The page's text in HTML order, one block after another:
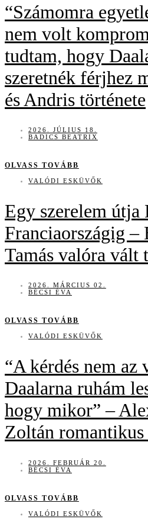
“Számomra
nem volt
tudtam, hogy
szeretnék férjhez
és Andris története
2026. JÚLIUS 18.
BADICS BEATRIX
OLVASS TOVÁBB
VALÓDI ESKÜVŐK
Egy szerelem
Franciaországig –
Tamás valóra vált
2026. MÁRCIUS 02.
BÉCSI ÉVA
OLVASS TOVÁBB
VALÓDI ESKÜVŐK
“A kérdés nem az
Daalarna ruhám
hogy mikor” –
Zoltán romantikus
2026. FEBRUÁR 20.
BÉCSI ÉVA
OLVASS TOVÁBB
VALÓDI ESKÜVŐK